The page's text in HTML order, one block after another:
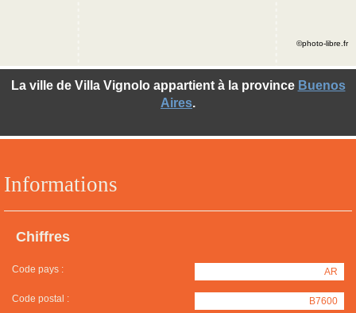
Informations
Chiffres
Code pays : AR
Code postal : B7600
La ville de Villa Vignolo appartient à la province Buenos
Aires.
©photo-libre.fr